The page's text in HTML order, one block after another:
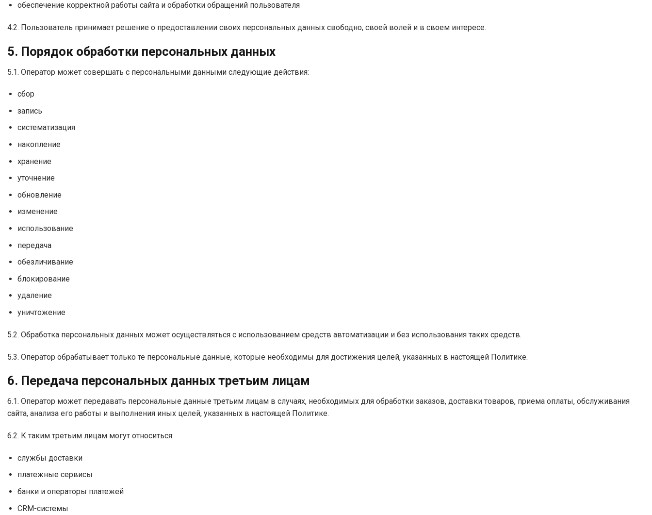
обеспечение корректной работы сайта и обработки обращений пользователя
4.2. Пользователь принимает решение о предоставлении своих персональных данных свободно, своей волей и в своем интересе.
5. Порядок обработки персональных данных
5.1. Оператор может совершать с персональными данными следующие действия:
сбор
запись
систематизация
накопление
хранение
уточнение
обновление
изменение
использование
передача
обезличивание
блокирование
удаление
уничтожение
5.2. Обработка персональных данных может осуществляться с использованием средств автоматизации и без использования таких средств.
5.3. Оператор обрабатывает только те персональные данные, которые необходимы для достижения целей, указанных в настоящей Политике.
6. Передача персональных данных третьим лицам
6.1. Оператор может передавать персональные данные третьим лицам в случаях, необходимых для обработки заказов, доставки товаров, приема оплаты, обслуживания
сайта, анализа его работы и выполнения иных целей, указанных в настоящей Политике.
6.2. К таким третьим лицам могут относиться:
службы доставки
платежные сервисы
банки и операторы платежей
CRM-системы